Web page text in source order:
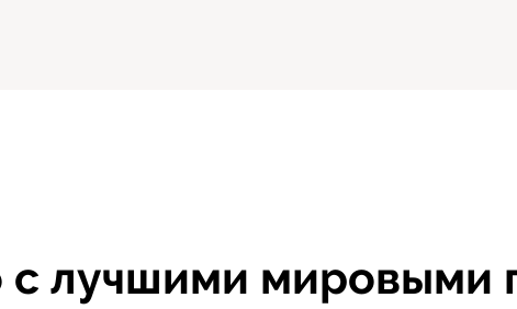
с лучшими мировыми